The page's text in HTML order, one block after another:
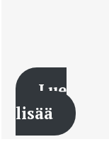
Lue
lisää